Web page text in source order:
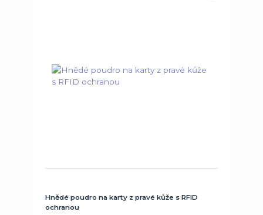
Hnědé poudro na karty z pravé kůže s RFID
ochranou